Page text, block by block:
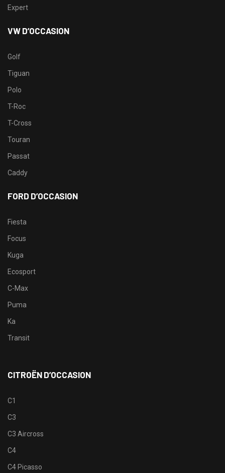
Expert
VW D’OCCASION
Golf
Tiguan
Polo
T-Roc
T-Cross
Touran
Passat
Caddy
FORD D’OCCASION
Fiesta
Focus
Kuga
Ecosport
C-Max
Puma
Ka
Transit
CITROËN D’OCCASION
C1
C3
C3 Aircross
C4
C4 Picasso